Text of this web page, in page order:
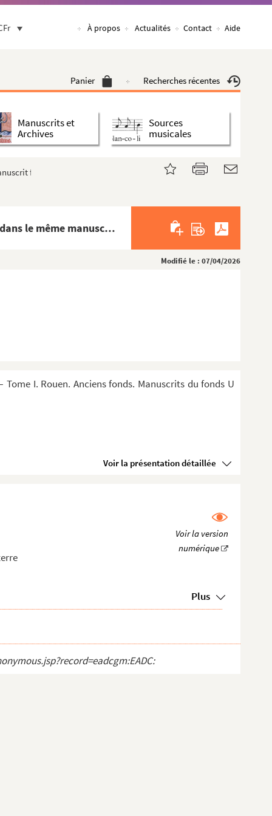
À propos Actualités Contact Aide
Panier Recherches récentes
Manuscrits et
Archives
Sources
musicales
fol. 160-166. « ...delatoriis hamis intercipiebat... — ...et animi
Fragments du livre X de l'Histoire de Henri de Huntingdon, faisant double emploi avec le texte déjà copié dans le même manuscrit fol. 160-166. « ...delatoriis hamis intercipiebat... — ...et animi pericula non reformidantis fuerit »
Modifié le : 07/04/2026
I. Rouen. Anciens fonds. Manuscrits du fonds U
Voir la présentation détaillée
Plus